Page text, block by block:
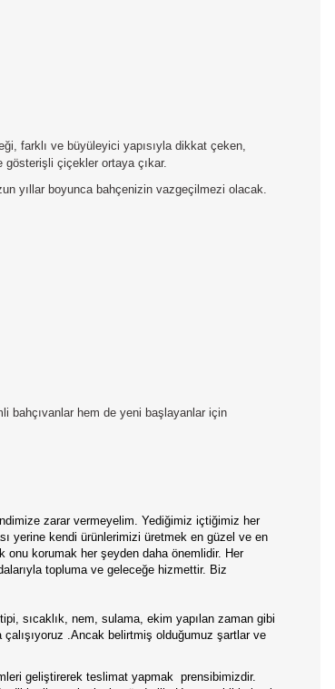
farklı ve büyüleyici yapısıyla dikkat çeken,
gösterişli çiçekler ortaya çıkar.
yıllar boyunca bahçenizin vazgeçilmezi olacak.
bahçıvanlar hem de yeni başlayanlar için
zarar vermeyelim. Yediğimiz içtiğimiz her
yerine kendi ürünlerimizi üretmek en güzel ve en
onu korumak her şeyden daha önemlidir. Her
topluma ve geleceğe hizmettir. Biz
sıcaklık, nem, sulama, ekim yapılan zaman gibi
.Ancak belirtmiş olduğumuz şartlar ve
geliştirerek teslimat yapmak prensibimizdir.